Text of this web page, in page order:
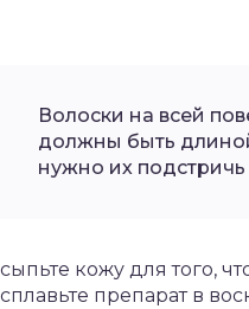
Волоски на всей
должны быть
нужно их
кожу для того,
препарат в